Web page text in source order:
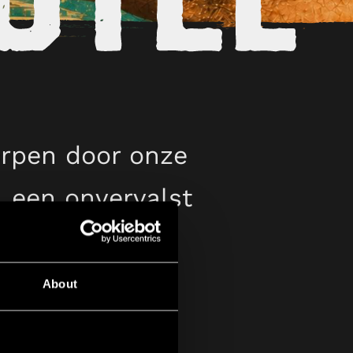
About
door onze
een onvervalst